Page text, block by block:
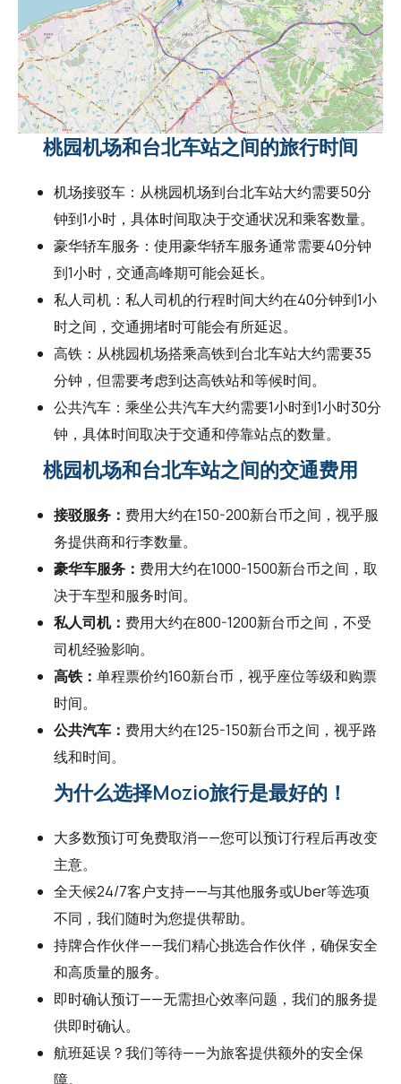
桃园机场和台北车站之间的旅行时间
机场接驳车：从桃园机场到台北车站大约需要50分
钟到1小时，具体时间取决于交通状况和乘客数量。
豪华轿车服务：使用豪华轿车服务通常需要40分钟
到1小时，交通高峰期可能会延长。
私人司机：私人司机的行程时间大约在40分钟到1小
时之间，交通拥堵时可能会有所延迟。
高铁：从桃园机场搭乘高铁到台北车站大约需要35
分钟，但需要考虑到达高铁站和等候时间。
公共汽车：乘坐公共汽车大约需要1小时到1小时30分
钟，具体时间取决于交通和停靠站点的数量。
桃园机场和台北车站之间的交通费用
接驳服务： 费用大约在150-200新台币之间，视乎服
务提供商和行李数量。
豪华车服务： 费用大约在1000-1500新台币之间，取
决于车型和服务时间。
私人司机： 费用大约在800-1200新台币之间，不受
司机经验影响。
高铁： 单程票价约160新台币，视乎座位等级和购票
时间。
公共汽车： 费用大约在125-150新台币之间，视乎路
线和时间。
为什么选择Mozio旅行是最好的！
大多数预订可免费取消——您可以预订行程后再改变
主意。
全天候24/7客户支持——与其他服务或Uber等选项
不同，我们随时为您提供帮助。
持牌合作伙伴——我们精心挑选合作伙伴，确保安全
和高质量的服务。
即时确认预订——无需担心效率问题，我们的服务提
供即时确认。
航班延误？我们等待——为旅客提供额外的安全保
障。